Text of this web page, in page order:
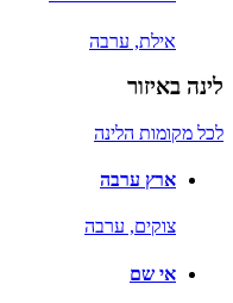
אילת, ערבה
לינה באיזור
לכל מקומות הלינה
ארץ ערבה
צוקים, ערבה
אי שם